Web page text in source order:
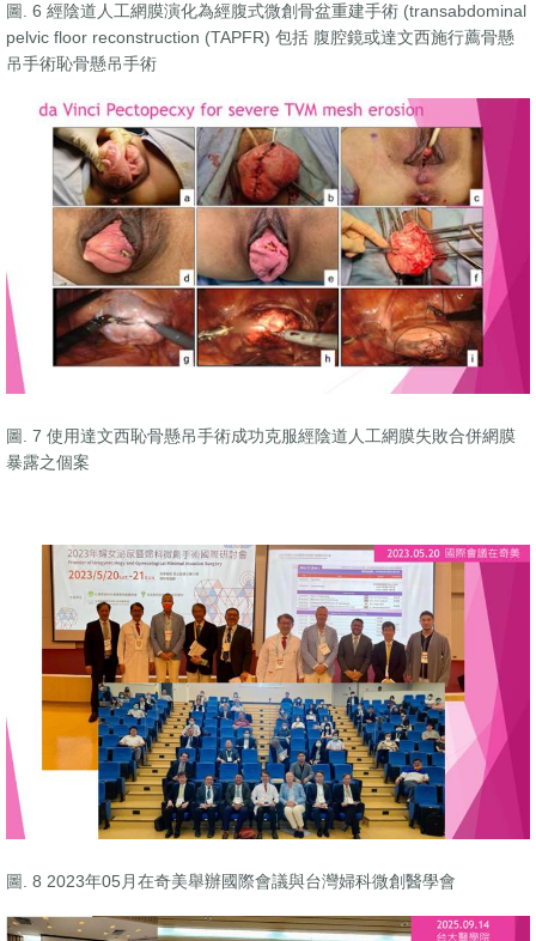
圖. 6 經陰道人工網膜演化為經腹式微創骨盆重建手術 (transabdominal
pelvic floor reconstruction (TAPFR) 包括 腹腔鏡或達文西施行薦骨懸
吊手術恥骨懸吊手術
圖. 7 使用達文西恥骨懸吊手術成功克服經陰道人工網膜失敗合併網膜
暴露之個案
圖. 8 2023年05月在奇美舉辦國際會議與台灣婦科微創醫學會